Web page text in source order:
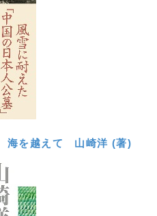
海を越えて 山崎洋 (著)